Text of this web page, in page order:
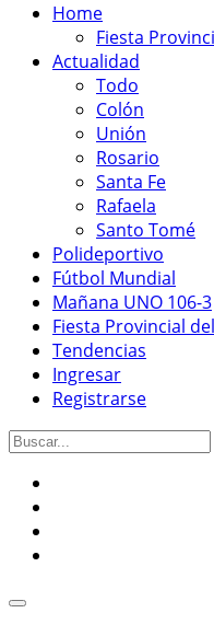
Home
Fiesta
Actualidad
Todo
Colón
Unión
Rosario
Santa Fe
Rafaela
Santo Tomé
Polideportivo
Fútbol Mundial
Mañana UNO 106-3
Fiesta Provincial
Tendencias
Ingresar
Registrarse